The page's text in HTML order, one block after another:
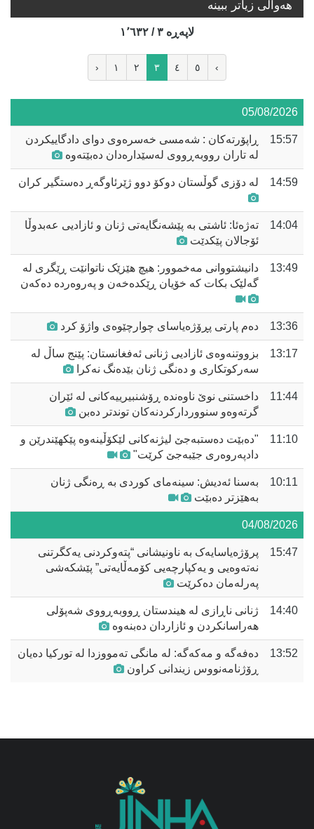
هه‌واڵی زیاتر ببینە
لاپه‌ڕه‌ ٣ / ١٬٦٣٢
‹ ١ ٢ ٣ ٤ ٥ ›
05/08/2026
15:57
ڕاپۆرتەکان : شەمسی خەسرەوی دوای دادگاییکردن
لە تاران رووبەڕووی لەسێدارەدان دەبێتەوە
14:59 لە دۆزی گوڵستان دوکۆ دوو ژێرئاوگەڕ دەستگیر کران
14:04
تەژەئا: ئاشتی بە پێشەنگایەتی ژنان و ئازادیی عەبدوڵا
ئۆجالان پێکدێت
13:49
دانیشتووانی مەخموور: هیچ هێزێک ناتوانێت ڕێگری لە
گەلێک بکات کە خۆیان ڕێکدەخەن و پەروەردە دەکەن
13:36 دەم پارتی پڕۆژەیاسای چوارچێوەی واژۆ کرد
13:17
بزووتنەوەی ئازادیی ژنانی ئەفغانستان: پێنج ساڵ لە
سەرکوتکاری و دەنگی ژنان بێدەنگ نەکرا
11:44
داخستنی نوێ ناوەندە ڕۆشنبیرییەکانی لە ئێران
گرتەوەو سنووردارکردنەکان توندتر دەبن
11:10
"دەبێت دەستبەجێ لیژنەکانی لێکۆڵینەوە پێکهێندرێن و
دادپەروەری جێبەجێ کرێت"
10:11
بەسنا ئەدیش: سینەمای کوردی بە ڕەنگی ژنان
بەهێزتر دەبێت
04/08/2026
15:47
پرۆژەیاسایەک بە ناونیشانی “پتەوکردنی یەکگرتنی
نەتەوەیی و یەکپارچەیی کۆمەڵایەتی” پێشکەشی
پەرلەمان دەکرێت
14:40
ژنانی ناڕازی لە هیندستان ڕووبەڕووی شەپۆلی
هەراسانکردن و ئازاردان دەبنەوە
13:52
دەفەگە و مەکەگە: لە مانگی تەمووزدا لە تورکیا دەیان
ڕۆژنامەنووس زیندانی کراون